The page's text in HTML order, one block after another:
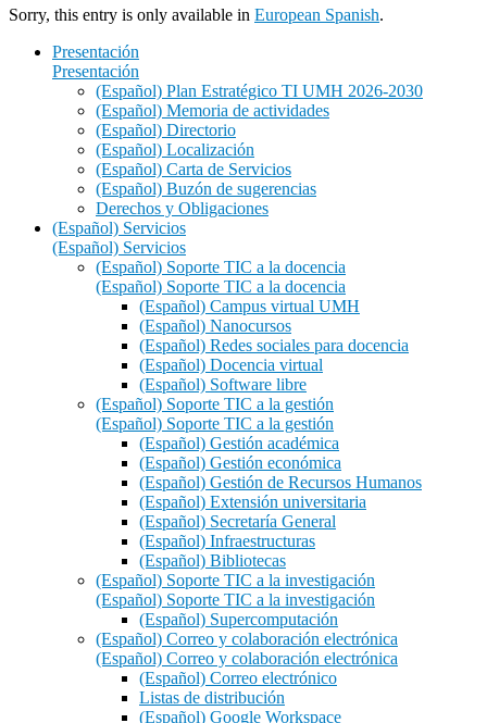
Sorry, this entry is only available in European Spanish.
Presentación
Presentación
(Español) Plan Estratégico TI UMH 2026-2030
(Español) Memoria de actividades
(Español) Directorio
(Español) Localización
(Español) Carta de Servicios
(Español) Buzón de sugerencias
Derechos y Obligaciones
(Español) Servicios
(Español) Servicios
(Español) Soporte TIC a la docencia
(Español) Soporte TIC a la docencia
(Español) Campus virtual UMH
(Español) Nanocursos
(Español) Redes sociales para docencia
(Español) Docencia virtual
(Español) Software libre
(Español) Soporte TIC a la gestión
(Español) Soporte TIC a la gestión
(Español) Gestión académica
(Español) Gestión económica
(Español) Gestión de Recursos Humanos
(Español) Extensión universitaria
(Español) Secretaría General
(Español) Infraestructuras
(Español) Bibliotecas
(Español) Soporte TIC a la investigación
(Español) Soporte TIC a la investigación
(Español) Supercomputación
(Español) Correo y colaboración electrónica
(Español) Correo y colaboración electrónica
(Español) Correo electrónico
Listas de distribución
(Español) Google Workspace